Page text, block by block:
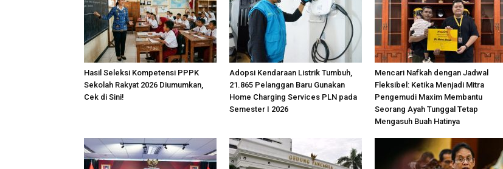
Hasil Seleksi Kompetensi PPPK
Sekolah Rakyat 2026 Diumumkan,
Cek di Sini!
Adopsi Kendaraan Listrik Tumbuh,
21.865 Pelanggan Baru Gunakan
Home Charging Services PLN pada
Semester I 2026
Mencari Nafkah dengan Jadwal
Fleksibel: Ketika Menjadi Mitra
Pengemudi Maxim Membantu
Seorang Ayah Tunggal Tetap
Mengasuh Buah Hatinya